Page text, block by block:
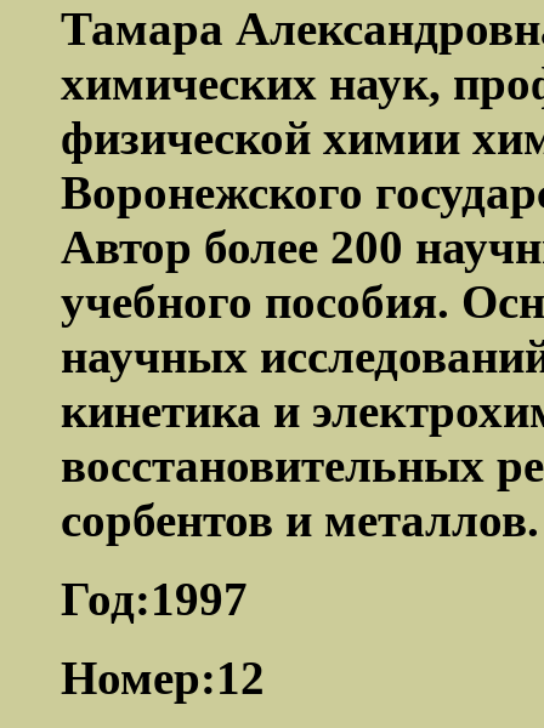
Тамара
химических наук,
физической химии
Воронежского
Автор более 200
учебного пособия.
научных
кинетика и
восстановительных
сорбентов и металлов.
Год:1997
Номер:12